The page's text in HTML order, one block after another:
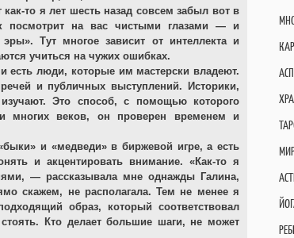
то я лет шесть назад совсем забыл вот в
посмотрит на вас чистыми глазами — и
Тут многое зависит от интеллекта и
учиться на чужих ошибках.
есть люди, которые им мастерски владеют.
и публичных выступлений. Историки,
Это способ, с помощью которого
многих веков, он проверен временем и
и «медведи» в биржевой игре, а есть
и акцентировать внимание. «Как-то я
— рассказывала мне однажды Галина,
скажем, не располагала. Тем не менее я
образ, который соответствовал
Кто делает большие шаги, не может